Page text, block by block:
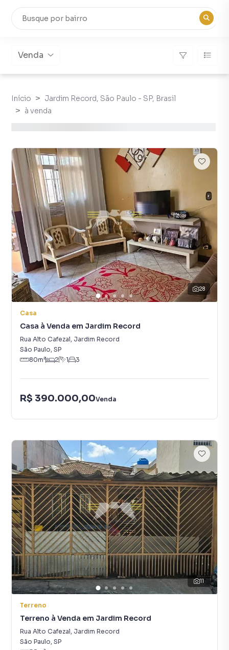
Venda
Início
Jardim Record, São Paulo - SP, Brasil
à venda
28
Casa
Casa à Venda em Jardim Record
Rua Alto Cafezal, Jardim Record
São Paulo, SP
80m² 2 1 3
R$ 390.000,00Venda
11
Terreno
Terreno à Venda em Jardim Record
Rua Alto Cafezal, Jardim Record
São Paulo, SP